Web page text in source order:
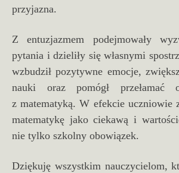
przyjazna.
Z entuzjazmem podejmowały
pytania i dzieliły się własnymi
wzbudził pozytywne emocje,
nauki oraz pomógł przełamać
z matematyką. W efekcie uczniowie
matematykę jako ciekawą i
nie tylko szkolny obowiązek.
Dziękuję wszystkim nauczycielom,